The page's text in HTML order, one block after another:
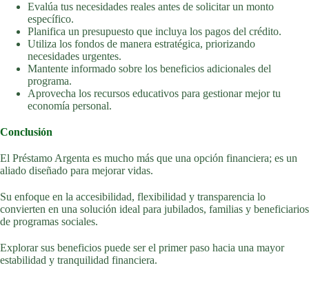
Evalúa tus necesidades reales antes de solicitar un monto
específico.
Planifica un presupuesto que incluya los pagos del crédito.
Utiliza los fondos de manera estratégica, priorizando
necesidades urgentes.
Mantente informado sobre los beneficios adicionales del
programa.
Aprovecha los recursos educativos para gestionar mejor tu
economía personal.
Conclusión
El Préstamo Argenta es mucho más que una opción financiera; es un
aliado diseñado para mejorar vidas.
Su enfoque en la accesibilidad, flexibilidad y transparencia lo
convierten en una solución ideal para jubilados, familias y beneficiarios
de programas sociales.
Explorar sus beneficios puede ser el primer paso hacia una mayor
estabilidad y tranquilidad financiera.